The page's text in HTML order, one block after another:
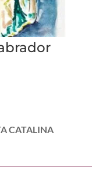
CATALINA